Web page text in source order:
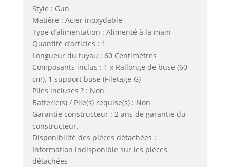
Style : Gun
Matière : Acier inoxydable
Type d’alimentation : Alimenté à la main
Quantité d’articles : 1
Longueur du tuyau : 60 Centimètres
Composants inclus : 1 x Rallonge de buse (60
cm), 1 support buse (Filetage G)
Piles incluses ? : Non
Batterie(s) / Pile(s) requise(s) : Non
Garantie constructeur : 2 ans de garantie du
constructeur.
Disponibilité des pièces détachées :
Information indisponible sur les pièces
détachées